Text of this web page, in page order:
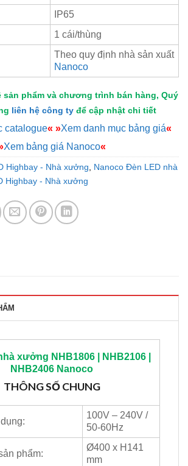
IP65
1 cái/thùng
Theo quy định nhà sản xuất
Nanoco
sản phẩm và chương trình bán hàng, Quý
liên hệ công ty để cập nhật chi tiết
catalogue« »Xem danh mục bảng giá«
Xem bảng giá Nanoco«
Highbay - Nhà xưởng, Nanoco Đèn LED nhà
Highbay - Nhà xưởng
xưởng NHB1806 | NHB2106 |
NHB2406 Nanoco
THÔNGSỐ CHUNG
100V – 240V /
50-60Hz
phẩm:
Ø400 x H141
mm